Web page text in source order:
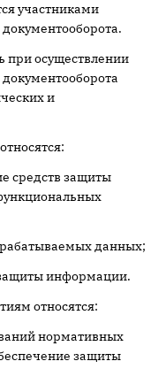
участниками
при осуществлении
и
средств защиты
данных;
информации.
относятся:
нормативных
защиты